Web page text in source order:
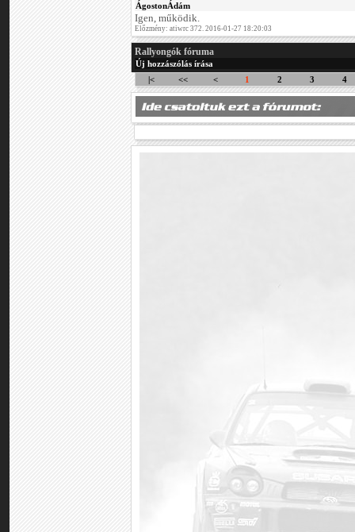
ÁgostonÁdám
Igen, működik.
Előzmény: atiwrc 372. 2016-01-27 18:20:03
Rallyongók fóruma
Új hozzászólás írása
|<
<< < 1 2 3 4